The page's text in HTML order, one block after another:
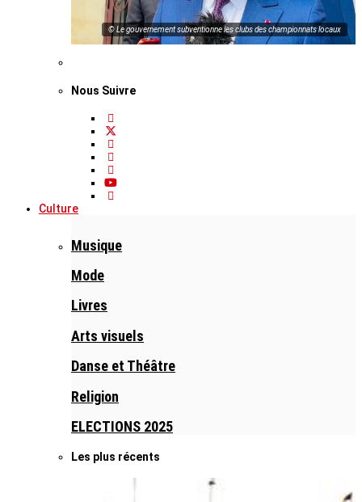
© Le gouvernement subventionne les clubs des championnats locaux
Nous Suivre
Culture
Musique
Mode
Livres
Arts visuels
Danse et Théâtre
Religion
ELECTIONS 2025
Les plus récents